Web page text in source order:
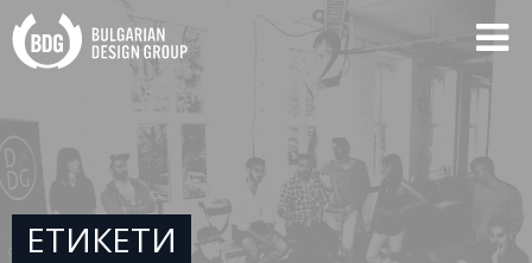
ЕТИКЕТИ